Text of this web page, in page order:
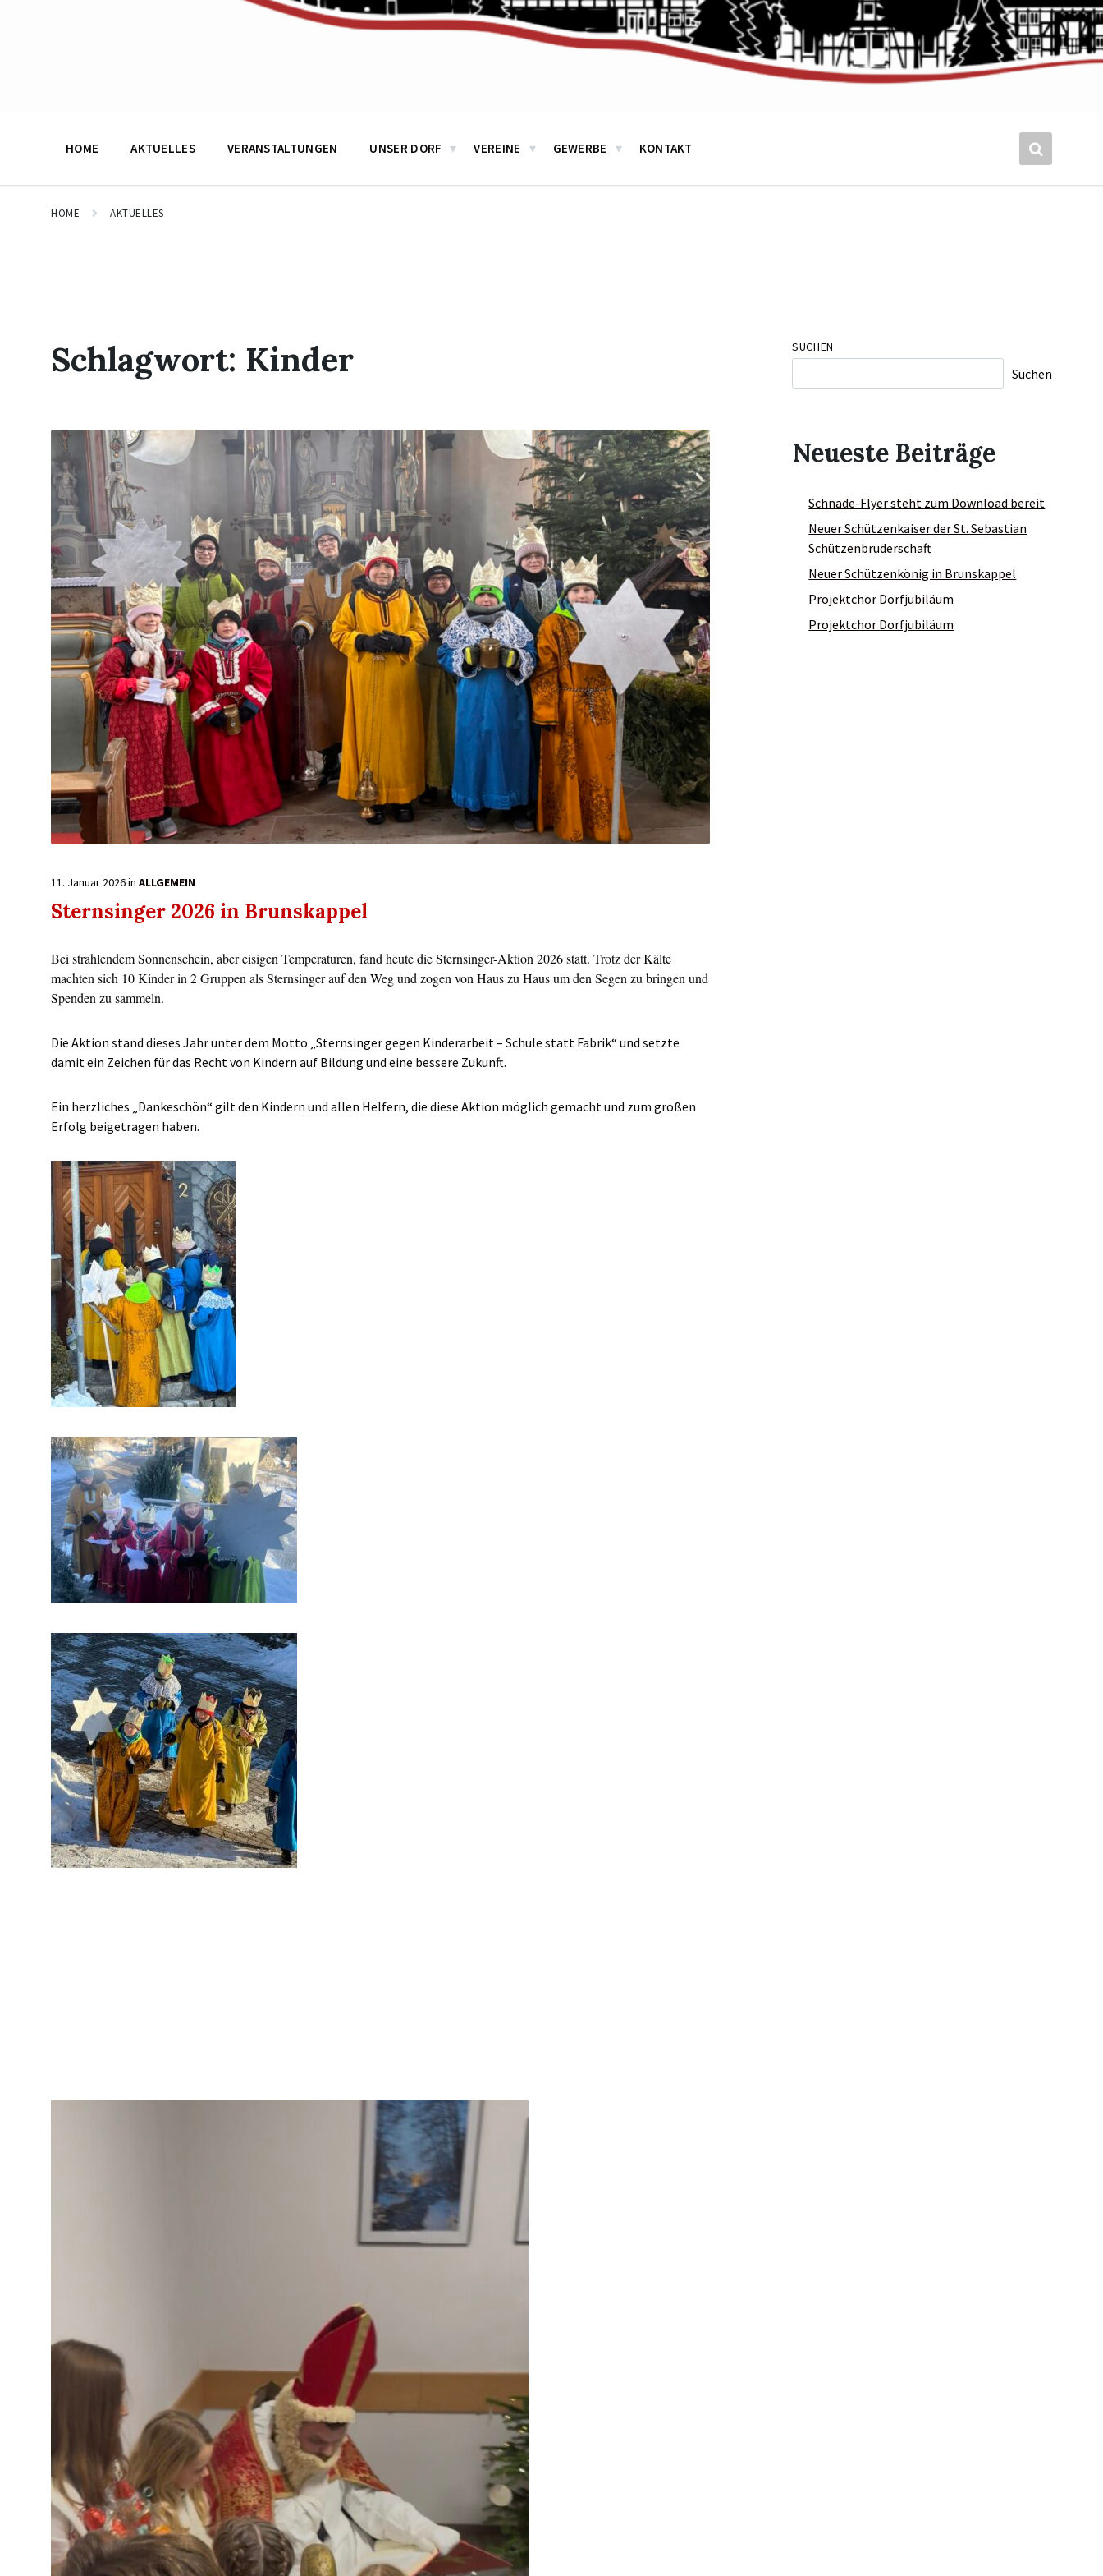
HOME AKTUELLES VERANSTALTUNGEN UNSER DORF VEREINE GEWERBE KONTAKT
HOME AKTUELLES
Schlagwort: Kinder
11. Januar 2026in ALLGEMEIN
Sternsinger 2026 in Brunskappel
Bei strahlendem Sonnenschein, aber eisigen Temperaturen, fand heute die Sternsinger-Aktion 2026 statt. Trotz der Kälte
machten sich 10 Kinder in 2 Gruppen als Sternsinger auf den Weg und zogen von Haus zu Haus um den Segen zu bringen und
Spenden zu sammeln.
Die Aktion stand dieses Jahr unter dem Motto „Sternsinger gegen Kinderarbeit – Schule statt Fabrik“ und setzte
damit ein Zeichen für das Recht von Kindern auf Bildung und eine bessere Zukunft.
Ein herzliches „Dankeschön“ gilt den Kindern und allen Helfern, die diese Aktion möglich gemacht und zum großen
Erfolg beigetragen haben.
SUCHEN
Suchen
Neueste Beiträge
Schnade-Flyer steht zum Download bereit
Neuer Schützenkaiser der St. Sebastian
Schützenbruderschaft
Neuer Schützenkönig in Brunskappel
Projektchor Dorfjubiläum
Projektchor Dorfjubiläum